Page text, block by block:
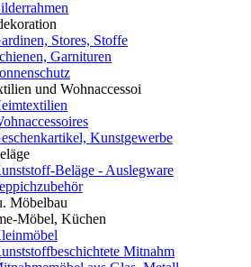
Stores, Stoffe
Garnituren
und Wohnaccessoi
Kunstgewerbe
Beläge - Auslegware
Möbelbau
Möbel, Küchen
Mitnahm